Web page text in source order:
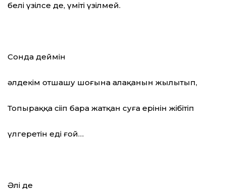
белі үзілсе де, үміті үзілмей.
Сонда деймін
әлдекім отшашу шоғына алақанын жылытып,
Топыраққа сіңіп бара жатқан суға ерінін жібітіп
үлгеретін еді ғой…
Әлі де